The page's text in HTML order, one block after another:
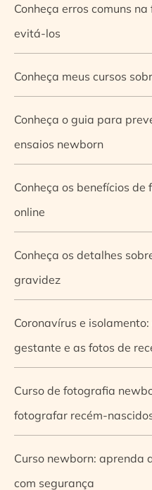
Conheça erros comuns
evitá-los
Conheça meus cursos
Conheça o guia para
ensaios newborn
Conheça os benefícios
online
Conheça os detalhes
gravidez
Coronavírus e
gestante e as fotos de
Curso de fotografia
fotografar recém-
Curso newborn: aprenda
com segurança